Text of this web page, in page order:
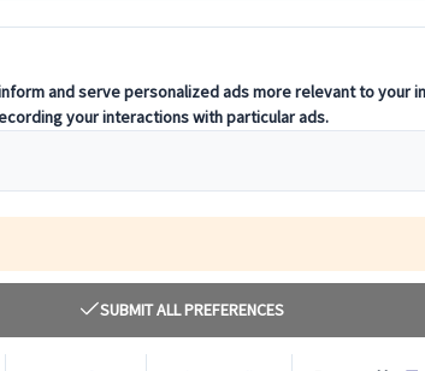
Pero si quieres hacer de una ciudad tu base y